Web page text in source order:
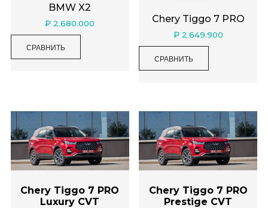
ц
е
н
к
а
0
и
з
BMW X2
₽ 2.680.000
СРАВНИТЬ
ц
е
н
к
а
0
и
з
Chery Tiggo 7 PRO
₽2.649.900
СРАВНИТЬ
Chery Tiggo 7 PRO
Luxury CVT
Chery Tiggo 7 PRO
Prestige CVT